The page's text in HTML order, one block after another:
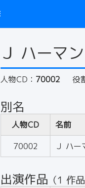
Ｊ ハーマ
人物CD： 70002 役
別名
人物CD 名前
70002
Ｊ ハー
出演作品 （1 作品